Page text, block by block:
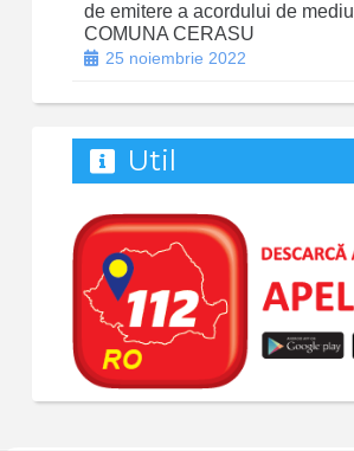
de emitere a acordului de mediu
COMUNA CERASU
25 noiembrie 2022
Util